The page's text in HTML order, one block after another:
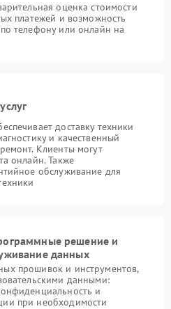
оценка стоимости
платежей и возможность
телефону или онлайн на
доставку техники
и качественный
Клиенты могут
онлайн. Также
обслуживание для
решение и
данных
прошивок и инструментов,
данными:
и
при необходимости